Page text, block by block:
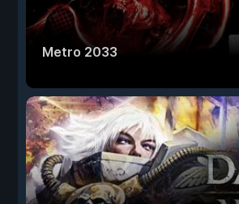
Metro 2033